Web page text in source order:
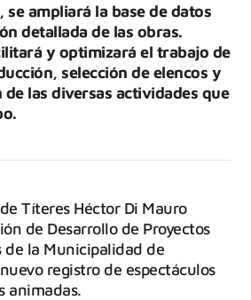
se ampliará la base de datos
detallada de las obras.
y optimizará el trabajo de
selección de elencos y
las diversas actividades que
Títeres Héctor Di Mauro
de Desarrollo de Proyectos
de la Municipalidad de
registro de espectáculos
animadas.